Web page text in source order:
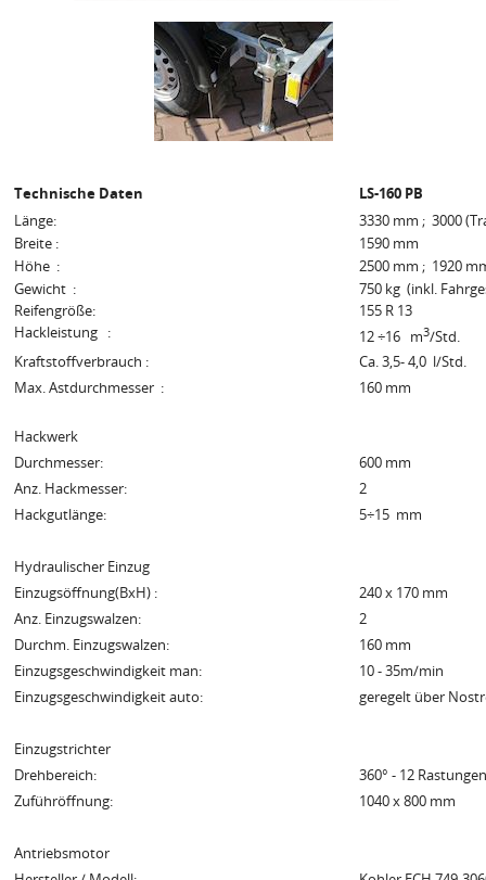
Technische Daten
LS-160 PB
Länge:
3330 mm ; 3000
Breite :
1590 mm
Höhe :
2500 mm ; 1920
Gewicht :
750 kg (inkl.
Reifengröße:
155 R 13
Hackleistung :
12 ÷16 m3/Std.
Kraftstoffverbrauch :
Ca. 3,5- 4,0 l/Std.
Max. Astdurchmesser :
160 mm
Hackwerk
Durchmesser:
600 mm
Anz. Hackmesser:
2
Hackgutlänge:
5÷15 mm
Hydraulischer Einzug
Einzugsöffnung(BxH) :
240 x 170 mm
Anz. Einzugswalzen:
2
Durchm. Einzugswalzen:
160 mm
Einzugsgeschwindigkeit man:
10 - 35m/min
Einzugsgeschwindigkeit auto:
geregelt über
Einzugstrichter
Drehbereich:
360° - 12 Rastungen
Zuführöffnung:
1040 x 800 mm
Antriebsmotor